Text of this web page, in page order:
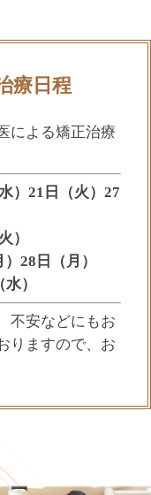
療日程
による矯正治療
）21日（火）27
）
28日（月）
）
不安などにもお
りますので、お